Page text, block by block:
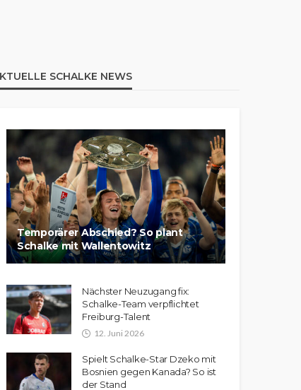
SCHALKE NEWS
Temporärer Abschied? So plant
Schalke mit Wallentowitz
Nächster Neuzugang fix:
Schalke-Team verpflichtet
Freiburg-Talent
12. Juni 2026
Spielt Schalke-Star Dzeko mit
Bosnien gegen Kanada? So ist
der Stand